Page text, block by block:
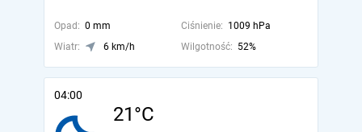
Opad: 0 mm Ciśnienie: 1009 hPa
Wiatr:
6 km/h Wilgotność: 52%
04:00
21°C